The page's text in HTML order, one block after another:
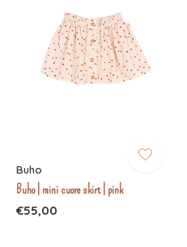
Buho
Buho | mini cuore skirt | pink
€55,00